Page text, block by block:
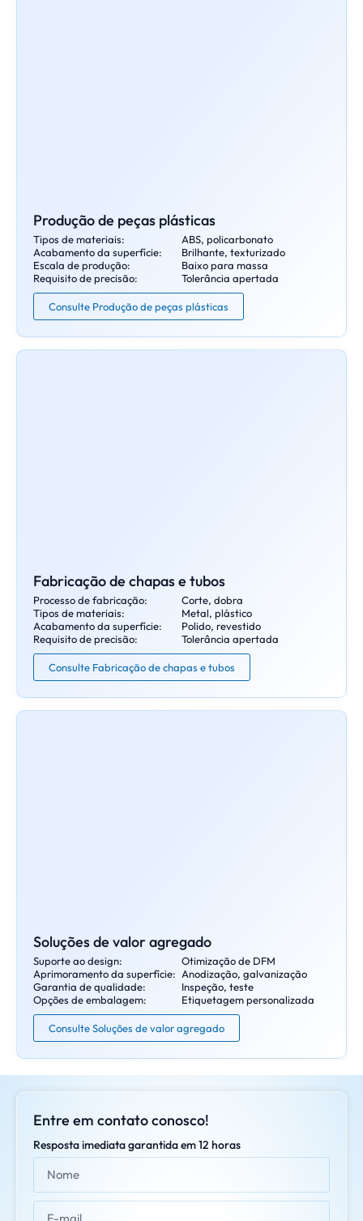
Produção de peças plásticas
Tipos de materiais:
ABS, policarbonato
Acabamento da superfície:
Brilhante, texturizado
Escala de produção:
Baixo para massa
Requisito de precisão:
Tolerância apertada
Consulte Produção de peças plásticas
Fabricação de chapas e tubos
Processo de fabricação:
Corte, dobra
Tipos de materiais:
Metal, plástico
Acabamento da superfície:
Polido, revestido
Requisito de precisão:
Tolerância apertada
Consulte Fabricação de chapas e tubos
Soluções de valor agregado
Suporte ao design:
Otimização de DFM
Aprimoramento da superfície: Anodização, galvanização
Garantia de qualidade:
Inspeção, teste
Opções de embalagem:
Etiquetagem personalizada
Consulte Soluções de valor agregado
Entre em contato conosco!
Resposta imediata garantida em 12 horas